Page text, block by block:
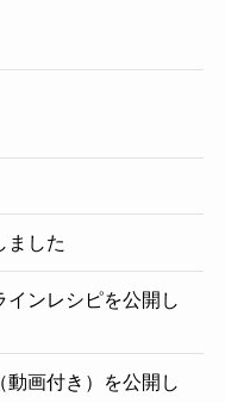
ました
ンレシピを公開し
画付き）を公開し